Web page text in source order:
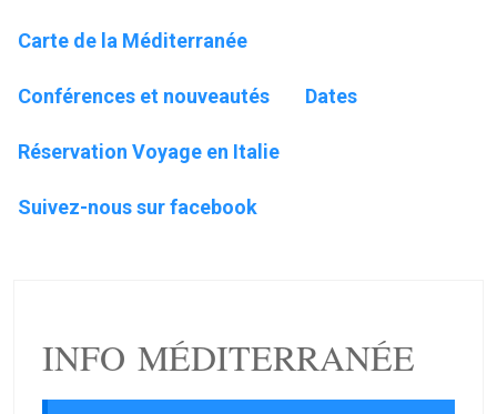
Carte de la Méditerranée
Conférences et nouveautés Dates
Réservation Voyage en Italie
Suivez-nous sur facebook
INFO MÉDITERRANÉE